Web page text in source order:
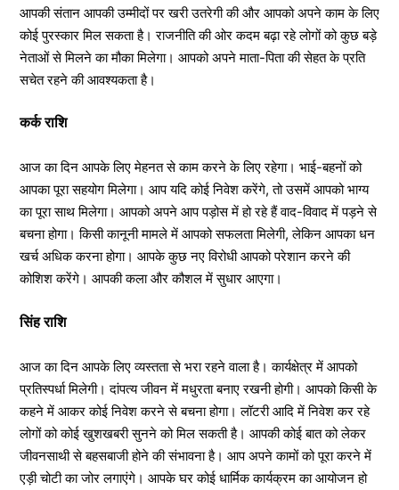
आपकी संतान आपकी उम्मीदों पर खरी उतरेगी की और आपको अपने काम के लिए
कोई पुरस्कार मिल सकता है। राजनीति की ओर कदम बढ़ा रहे लोगों को कुछ बड़े
नेताओं से मिलने का मौका मिलेगा। आपको अपने माता-पिता की सेहत के प्रति
सचेत रहने की आवश्यकता है।
कर्क राशि
आज का दिन आपके लिए मेहनत से काम करने के लिए रहेगा। भाई-बहनों को
आपका पूरा सहयोग मिलेगा। आप यदि कोई निवेश करेंगे, तो उसमें आपको भाग्य
का पूरा साथ मिलेगा। आपको अपने आप पड़ोस में हो रहे हैं वाद-विवाद में पड़ने से
बचना होगा। किसी कानूनी मामले में आपको सफलता मिलेगी, लेकिन आपका धन
खर्च अधिक करना होगा। आपके कुछ नए विरोधी आपको परेशान करने की
कोशिश करेंगे। आपकी कला और कौशल में सुधार आएगा।
सिंह राशि
आज का दिन आपके लिए व्यस्तता से भरा रहने वाला है। कार्यक्षेत्र में आपको
प्रतिस्पर्धा मिलेगी। दांपत्य जीवन में मधुरता बनाए रखनी होगी। आपको किसी के
कहने में आकर कोई निवेश करने से बचना होगा। लॉटरी आदि में निवेश कर रहे
लोगों को कोई खुशखबरी सुनने को मिल सकती है। आपकी कोई बात को लेकर
जीवनसाथी से बहसबाजी होने की संभावना है। आप अपने कामों को पूरा करने में
एड़ी चोटी का जोर लगाएंगे। आपके घर कोई धार्मिक कार्यक्रम का आयोजन हो